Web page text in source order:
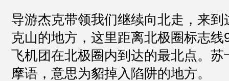
导游杰克带领我们继续向北走，来
克山的地方，这里距离北极圈标志线
飞机团在北极圈内到达的最北点。苏
摩语，意思为貂掉入陷阱的地方。